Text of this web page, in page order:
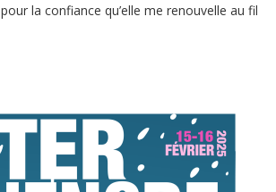
pour la confiance qu’elle me renouvelle au fil